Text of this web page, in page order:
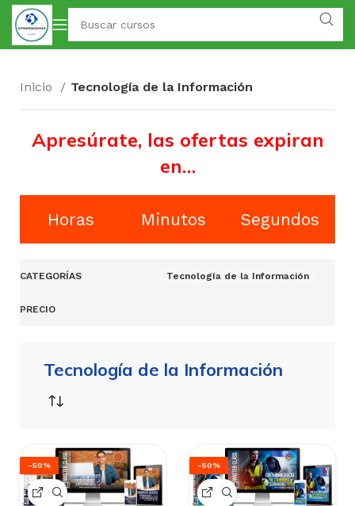
Inicio Tecnología de la Información
Apresúrate, las ofertas expiran
en…
Horas Minutos Segundos
CATEGORÍAS Tecnología de la Información
PRECIO
Tecnología de la Información
-50% -50%